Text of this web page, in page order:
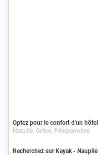
Optez pour le confort d'un hôtel
Nauplie, Grèce, Péloponnèse
Recherchez sur Kayak - Nauplie